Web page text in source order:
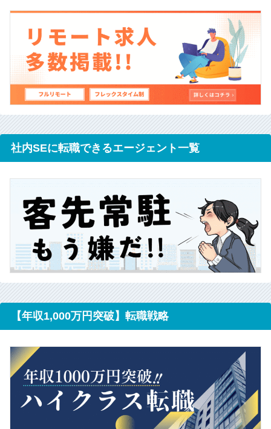
社内SEに転職できるエージェント一覧
【年収1,000万円突破】転職戦略